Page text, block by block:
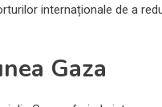
internaționale de a
Gaza